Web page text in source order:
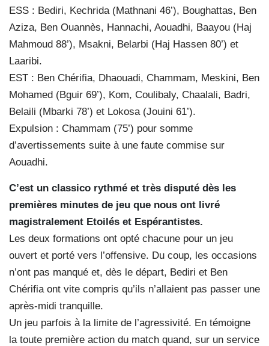
ESS : Bediri, Kechrida (Mathnani 46’), Boughattas, Ben
Aziza, Ben Ouannès, Hannachi, Aouadhi, Baayou (Haj
Mahmoud 88’), Msakni, Belarbi (Haj Hassen 80’) et
Laaribi.
EST : Ben Chérifia, Dhaouadi, Chammam, Meskini, Ben
Mohamed (Bguir 69’), Kom, Coulibaly, Chaalali, Badri,
Belaili (Mbarki 78’) et Lokosa (Jouini 61’).
Expulsion : Chammam (75’) pour somme
d’avertissements suite à une faute commise sur
Aouadhi.
C’est un classico rythmé et très disputé dès les
premières minutes de jeu que nous ont livré
magistralement Etoilés et Espérantistes.
Les deux formations ont opté chacune pour un jeu
ouvert et porté vers l’offensive. Du coup, les occasions
n’ont pas manqué et, dès le départ, Bediri et Ben
Chérifia ont vite compris qu’ils n’allaient pas passer une
après-midi tranquille.
Un jeu parfois à la limite de l’agressivité. En témoigne
la toute première action du match quand, sur un service